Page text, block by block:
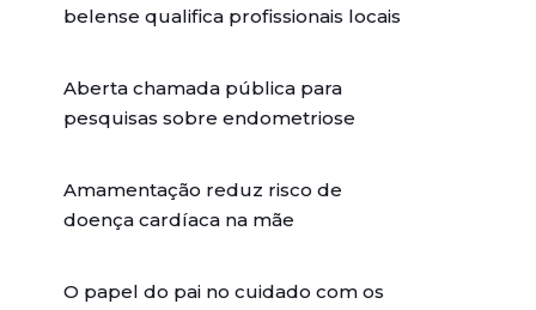
belense qualifica profissionais locais
Aberta chamada pública para
pesquisas sobre endometriose
Amamentação reduz risco de
doença cardíaca na mãe
O papel do pai no cuidado com os